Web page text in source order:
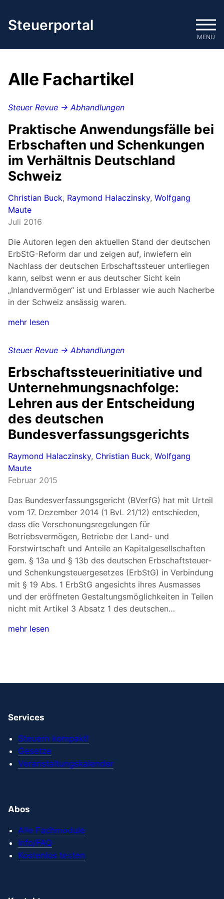
Inhalt
springen
Steuerportal
MENÜ
Alle Fachartikel
Steuer Revue → Abhandlungen
Praktische Anwendungsfälle bei
Erbschaften und Schenkungen
im Verhältnis Deutschland
Schweiz
Christian Buck, Raymond Halaczinsky, Wolfgang
Maute
Juli 2016
Die Autoren legen den aktuellen Stand der deutschen
ErbStG-Reform dar und zeigen auf, inwiefern ein
Nachlass der deutschen Erbschaftssteuer unterliegen
kann, selbst wenn er aus deutscher Sicht kein
„Inlandvermögen“ ist und Erblasser wie auch Nacherbe
in der Schweiz ansässig waren.
mehr lesen
Steuer Revue → Abhandlungen
Erbschaftssteuerinitiative und
Unternehmungsnachfolge:
Lehren aus der Entscheidung
des deutschen
Bundesverfassungsgerichts
Raymond Halaczinsky, Christian Buck, Wolfgang
Maute
Februar 2015
Das Bundesverfassungsgericht (BVerfG) hat mit Urteil
vom 17. Dezember 2014 (1 BvL 21/12) entschieden,
dass die Verschonungsregelungen für
Betriebsvermögen, Betriebe der Land- und
Forstwirtschaft und Anteile an Kapitalgesellschaften
gem. § 13a und § 13b des deutschen Erbschaftsteuer-
und Schenkungsteuergesetzes (ErbStG) in Verbindung
mit § 19 Abs. 1 ErbStG angesichts ihres Ausmasses
und der eröffneten Gestaltungsmöglichkeiten in Teilen
nicht mit Artikel 3 Absatz 1 des deutschen…
mehr lesen
Services
Steuern kompakt!
Gesetze
Veranstaltungskalender
Abos
Alle Fachmodule
Info/FAQ
Kostenlos testen